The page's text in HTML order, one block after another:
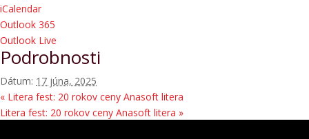
iCalendar
Outlook 365
Outlook Live
Podrobnosti
Dátum: 17 júna, 2025
« Litera fest: 20 rokov ceny Anasoft litera
Litera fest: 20 rokov ceny Anasoft litera »